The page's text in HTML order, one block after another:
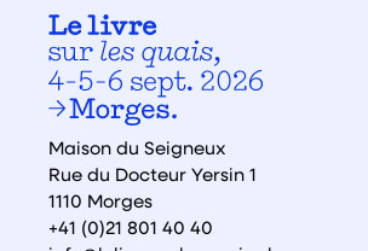
Maison du Seigneux
Rue du Docteur Yersin 1
1110 Morges
+41 (0)21 801 40 40